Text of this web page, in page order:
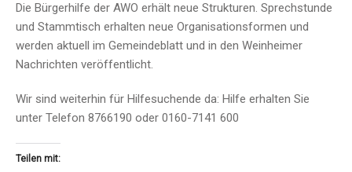
Die Bürgerhilfe der AWO erhält neue Strukturen. Sprechstunde
und Stammtisch erhalten neue Organisationsformen und
werden aktuell im Gemeindeblatt und in den Weinheimer
Nachrichten veröffentlicht.
Wir sind weiterhin für Hilfesuchende da: Hilfe erhalten Sie
unter Telefon 8766190 oder 0160-7141 600
Teilen mit: